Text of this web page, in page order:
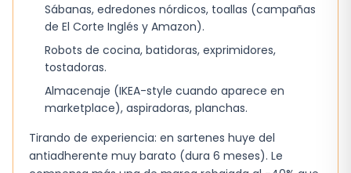
En resumen, la sandwichera Ufesa 750W es una
necesita rapidez y potencia sin buscar extras.
El detalle que marca la diferencia es la
ausencia de control automático, algo a tener
Sábanas, edredones nórdicos, toallas (campañas
de El Corte Inglés y Amazon).
Robots de cocina, batidoras, exprimidores,
tostadoras.
Almacenaje (IKEA-style cuando aparece en
marketplace), aspiradoras, planchas.
Tirando de experiencia: en sartenes huye del
antiadherente muy barato (dura 6 meses). Le